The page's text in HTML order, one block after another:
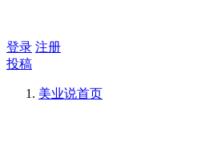
登录 注册
投稿
美业说首页